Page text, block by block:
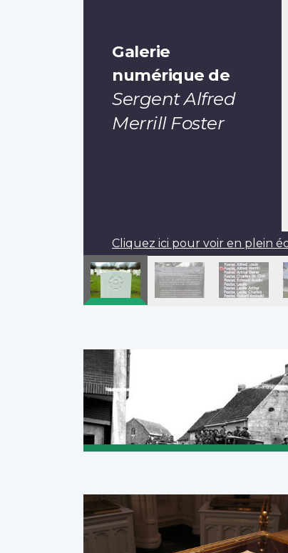
Galerie
numérique de
Sergent Alfred
Merrill Foster
Cliquez ici pour voir en plein